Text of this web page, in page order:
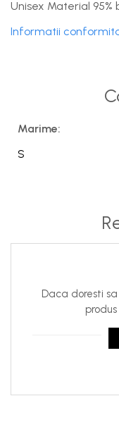
Unisex Material 95%
Informatii
Marime:
S
Daca doresti